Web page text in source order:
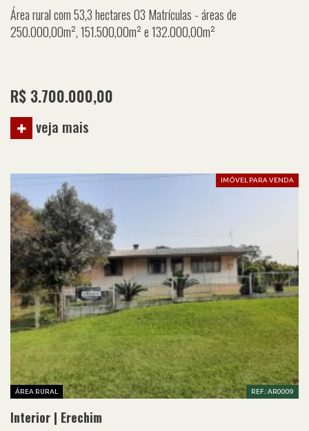
Área rural com 53,3 hectares 03 Matrículas - áreas de
250.000,00m², 151.500,00m² e 132.000,00m²
R$ 3.700.000,00
veja mais
ÁREA RURAL REF.: AR0009
IMÓVEL PARA VENDA
Interior | Erechim